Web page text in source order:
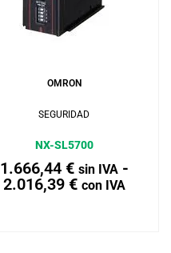
OMRON
SEGURIDAD
NX-SL5700
1.666,44 € sin IVA-
2.016,39 € con IVA